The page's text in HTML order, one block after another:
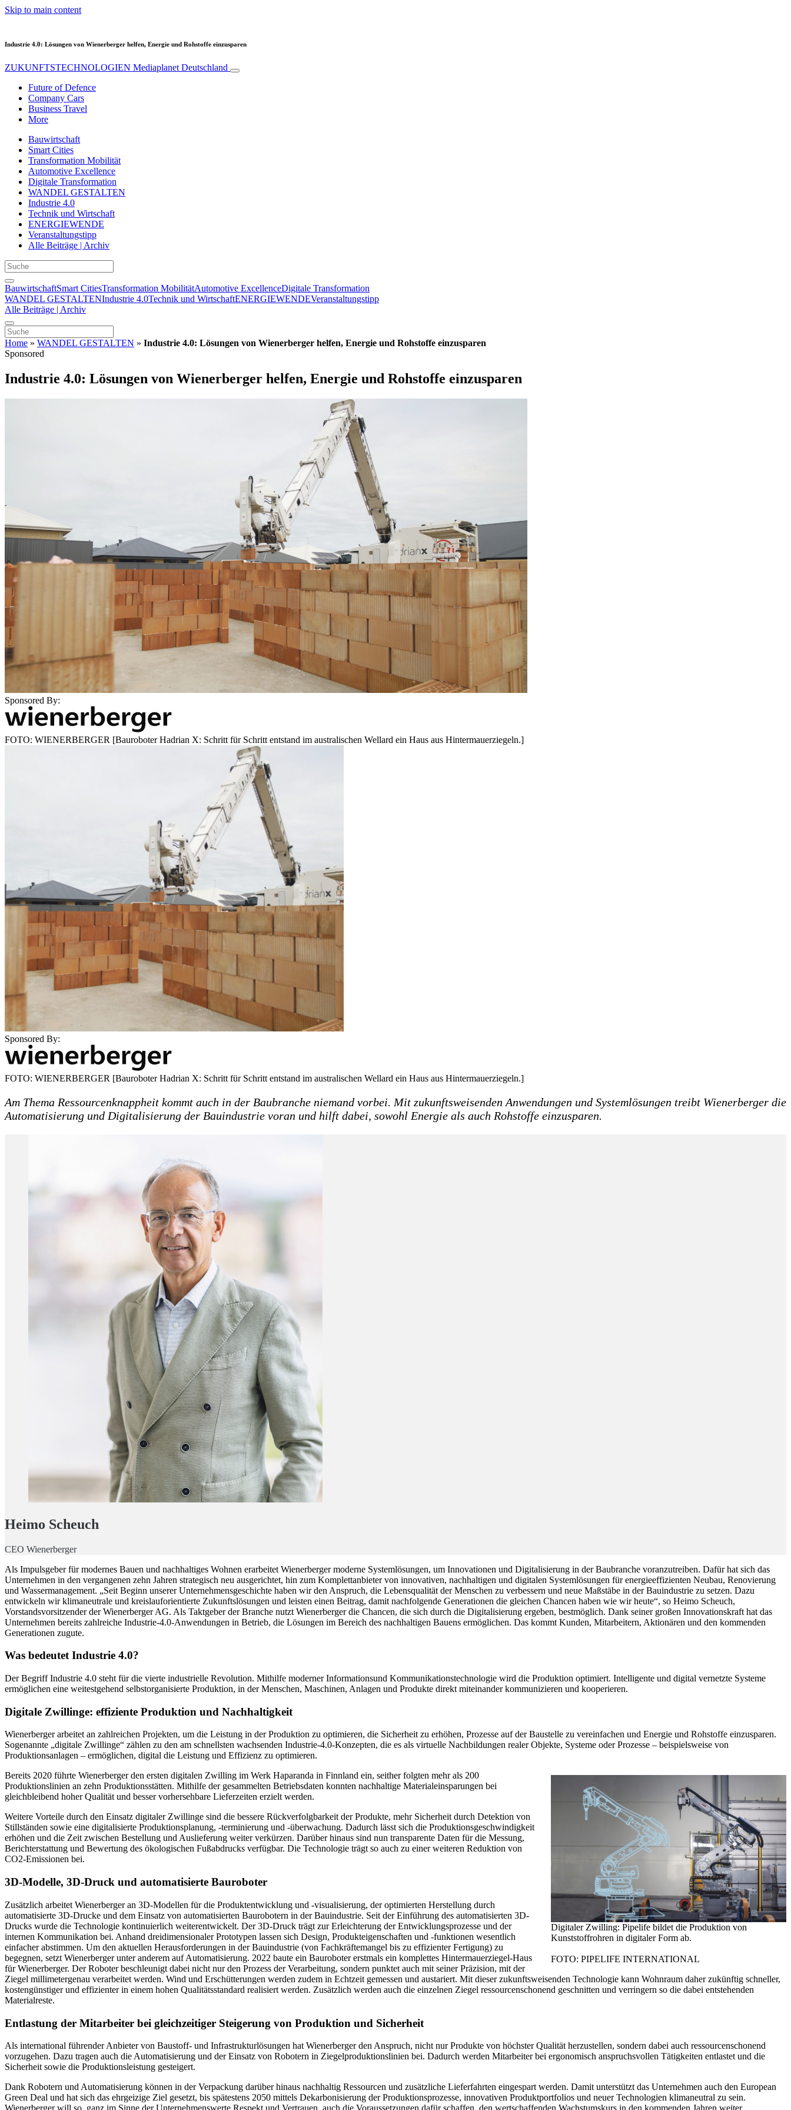
Skip to main content
Industrie 4.0: Lösungen von Wienerberger helfen, Energie und Rohstoffe einzusparen
ZUKUNFTSTECHNOLOGIEN Mediaplanet Deutschland
Future of Defence
Company Cars
Business Travel
More
Bauwirtschaft
Smart Cities
Transformation Mobilität
Automotive Excellence
Digitale Transformation
WANDEL GESTALTEN
Industrie 4.0
Technik und Wirtschaft
ENERGIEWENDE
Veranstaltungstipp
Alle Beiträge | Archiv
BauwirtschaftSmart CitiesTransformation MobilitätAutomotive ExcellenceDigitale Transformation
WANDEL GESTALTENIndustrie 4.0Technik und WirtschaftENERGIEWENDEVeranstaltungstipp
Alle Beiträge | Archiv
Home » WANDEL GESTALTEN » Industrie 4.0: Lösungen von Wienerberger helfen, Energie und Rohstoffe einzusparen
Sponsored
Industrie 4.0: Lösungen von Wienerberger helfen, Energie und Rohstoffe einzusparen
Sponsored By:
FOTO: WIENERBERGER [Bauroboter Hadrian X: Schritt für Schritt entstand im australischen Wellard ein Haus aus Hintermauerziegeln.]
Sponsored By:
FOTO: WIENERBERGER [Bauroboter Hadrian X: Schritt für Schritt entstand im australischen Wellard ein Haus aus Hintermauerziegeln.]
Am Thema Ressourcenknappheit kommt auch in der Baubranche niemand vorbei. Mit zukunftsweisenden Anwendungen und Systemlösungen treibt Wienerberger die
Automatisierung und Digitalisierung der Bauindustrie voran und hilft dabei, sowohl Energie als auch Rohstoffe einzusparen.
Heimo Scheuch
CEO Wienerberger
Als Impulsgeber für modernes Bauen und nachhaltiges Wohnen erarbeitet Wienerberger moderne Systemlösungen, um Innovationen und Digitalisierung in der Baubranche voranzutreiben. Dafür hat sich das
Unternehmen in den vergangenen zehn Jahren strategisch neu ausgerichtet, hin zum Komplettanbieter von innovativen, nachhaltigen und digitalen Systemlösungen für energieeffizienten Neubau, Renovierung
und Wassermanagement. „Seit Beginn unserer Unternehmensgeschichte haben wir den Anspruch, die Lebensqualität der Menschen zu verbessern und neue Maßstäbe in der Bauindustrie zu setzen. Dazu
entwickeln wir klimaneutrale und kreislauforientierte Zukunftslösungen und leisten einen Beitrag, damit nachfolgende Generationen die gleichen Chancen haben wie wir heute“, so Heimo Scheuch,
Vorstandsvorsitzender der Wienerberger AG. Als Taktgeber der Branche nutzt Wienerberger die Chancen, die sich durch die Digitalisierung ergeben, bestmöglich. Dank seiner großen Innovationskraft hat das
Unternehmen bereits zahlreiche Industrie-4.0-Anwendungen in Betrieb, die Lösungen im Bereich des nachhaltigen Bauens ermöglichen. Das kommt Kunden, Mitarbeitern, Aktionären und den kommenden
Generationen zugute.
Was bedeutet Industrie 4.0?
Der Begriff Industrie 4.0 steht für die vierte industrielle Revolution. Mithilfe moderner Informationsund Kommunikationstechnologie wird die Produktion optimiert. Intelligente und digital vernetzte Systeme
ermöglichen eine weitestgehend selbstorganisierte Produktion, in der Menschen, Maschinen, Anlagen und Produkte direkt miteinander kommunizieren und kooperieren.
Digitale Zwillinge: effiziente Produktion und Nachhaltigkeit
Wienerberger arbeitet an zahlreichen Projekten, um die Leistung in der Produktion zu optimieren, die Sicherheit zu erhöhen, Prozesse auf der Baustelle zu vereinfachen und Energie und Rohstoffe einzusparen.
Sogenannte „digitale Zwillinge“ zählen zu den am schnellsten wachsenden Industrie-4.0-Konzepten, die es als virtuelle Nachbildungen realer Objekte, Systeme oder Prozesse – beispielsweise von
Produktionsanlagen – ermöglichen, digital die Leistung und Effizienz zu optimieren.
Digitaler Zwilling: Pipelife bildet die Produktion von
Kunststoffrohren in digitaler Form ab.
FOTO: PIPELIFE INTERNATIONAL
Bereits 2020 führte Wienerberger den ersten digitalen Zwilling im Werk Haparanda in Finnland ein, seither folgten mehr als 200
Produktionslinien an zehn Produktionsstätten. Mithilfe der gesammelten Betriebsdaten konnten nachhaltige Materialeinsparungen bei
gleichbleibend hoher Qualität und besser vorhersehbare Lieferzeiten erzielt werden.
Weitere Vorteile durch den Einsatz digitaler Zwillinge sind die bessere Rückverfolgbarkeit der Produkte, mehr Sicherheit durch Detektion von
Stillständen sowie eine digitalisierte Produktionsplanung, -terminierung und -überwachung. Dadurch lässt sich die Produktionsgeschwindigkeit
erhöhen und die Zeit zwischen Bestellung und Auslieferung weiter verkürzen. Darüber hinaus sind nun transparente Daten für die Messung,
Berichterstattung und Bewertung des ökologischen Fußabdrucks verfügbar. Die Technologie trägt so auch zu einer weiteren Reduktion von
CO2-Emissionen bei.
3D-Modelle, 3D-Druck und automatisierte Bauroboter
Zusätzlich arbeitet Wienerberger an 3D-Modellen für die Produktentwicklung und -visualisierung, der optimierten Herstellung durch
automatisierte 3D-Drucke und dem Einsatz von automatisierten Baurobotern in der Bauindustrie. Seit der Einführung des automatisierten 3D-
Drucks wurde die Technologie kontinuierlich weiterentwickelt. Der 3D-Druck trägt zur Erleichterung der Entwicklungsprozesse und der
internen Kommunikation bei. Anhand dreidimensionaler Prototypen lassen sich Design, Produkteigenschaften und -funktionen wesentlich
einfacher abstimmen. Um den aktuellen Herausforderungen in der Bauindustrie (von Fachkräftemangel bis zu effizienter Fertigung) zu
begegnen, setzt Wienerberger unter anderem auf Automatisierung. 2022 baute ein Bauroboter erstmals ein komplettes Hintermauerziegel-Haus
für Wienerberger. Der Roboter beschleunigt dabei nicht nur den Prozess der Verarbeitung, sondern punktet auch mit seiner Präzision, mit der
Ziegel millimetergenau verarbeitet werden. Wind und Erschütterungen werden zudem in Echtzeit gemessen und austariert. Mit dieser zukunftsweisenden Technologie kann Wohnraum daher zukünftig schneller,
kostengünstiger und effizienter in einem hohen Qualitätsstandard realisiert werden. Zusätzlich werden auch die einzelnen Ziegel ressourcenschonend geschnitten und verringern so die dabei entstehenden
Materialreste.
Entlastung der Mitarbeiter bei gleichzeitiger Steigerung von Produktion und Sicherheit
Als international führender Anbieter von Baustoff- und Infrastrukturlösungen hat Wienerberger den Anspruch, nicht nur Produkte von höchster Qualität herzustellen, sondern dabei auch ressourcenschonend
vorzugehen. Dazu tragen auch die Automatisierung und der Einsatz von Robotern in Ziegelproduktionslinien bei. Dadurch werden Mitarbeiter bei ergonomisch anspruchsvollen Tätigkeiten entlastet und die
Sicherheit sowie die Produktionsleistung gesteigert.
Dank Robotern und Automatisierung können in der Verpackung darüber hinaus nachhaltig Ressourcen und zusätzliche Lieferfahrten eingespart werden. Damit unterstützt das Unternehmen auch den European
Green Deal und hat sich das ehrgeizige Ziel gesetzt, bis spätestens 2050 mittels Dekarbonisierung der Produktionsprozesse, innovativen Produktportfolios und neuer Technologien klimaneutral zu sein.